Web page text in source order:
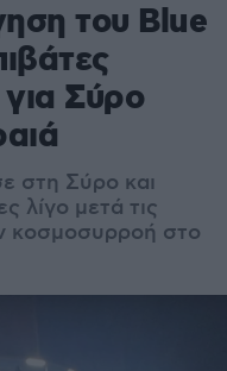
του Blue
για Σύρο
στη Σύρο και
λίγο μετά τις
κοσμοσυρροή στο